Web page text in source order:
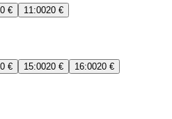
€ 11:0020 €
€ 15:0020 € 16:0020 €